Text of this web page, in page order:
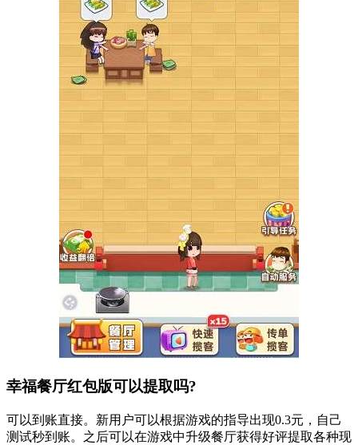
幸福餐厅红包版可以提取吗?
可以到账直接。新用户可以根据游戏的指导出现0.3元，自己
测试秒到账。之后可以在游戏中升级餐厅获得好评提取各种现